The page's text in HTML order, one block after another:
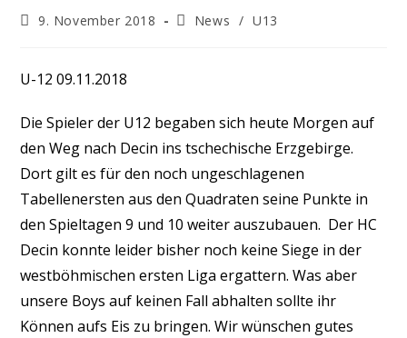
9. November 2018 News / U13
U-12 09.11.2018
Die Spieler der U12 begaben sich heute Morgen auf
den Weg nach Decin ins tschechische Erzgebirge.
Dort gilt es für den noch ungeschlagenen
Tabellenersten aus den Quadraten seine Punkte in
den Spieltagen 9 und 10 weiter auszubauen. Der HC
Decin konnte leider bisher noch keine Siege in der
westböhmischen ersten Liga ergattern. Was aber
unsere Boys auf keinen Fall abhalten sollte ihr
Können aufs Eis zu bringen. Wir wünschen gutes